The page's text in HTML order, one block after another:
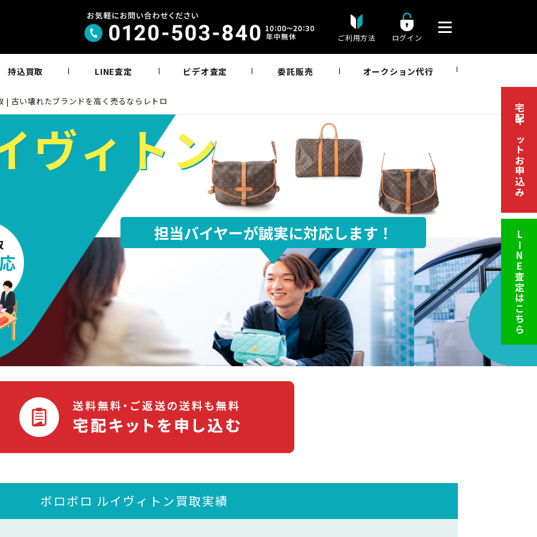
ご利用方法 ログイン
持込買取 LINE査定 ビデオ査定 委託販売 オークション代行
| 古い壊れたブランドを高く売るならレトロ
宅配キットお申込み
LINE査定はこちら
ヴィトン
担当バイヤーが誠実に対応します！
ボロボロ ルイヴィトン買取実績